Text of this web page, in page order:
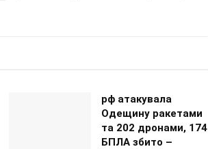
рф атакувала
Одещину ракетами
та 202 дронами, 174
БПЛА збито –